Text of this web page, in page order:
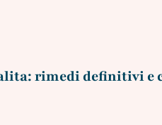
rimedi definitivi e